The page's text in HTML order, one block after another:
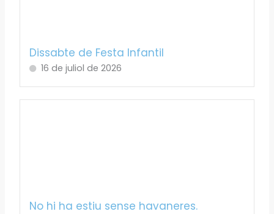
Dissabte de Festa Infantil
16 de juliol de 2026
No hi ha estiu sense havaneres.